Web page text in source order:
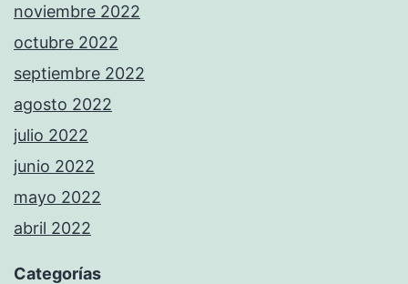
noviembre 2022
octubre 2022
septiembre 2022
agosto 2022
julio 2022
junio 2022
mayo 2022
abril 2022
Categorías